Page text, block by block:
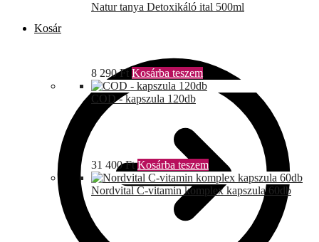
Kosár
Natur tanya Detoxikáló ital 500ml
8 290Ft Kosárba teszem
COD - kapszula 120db
31 400Ft Kosárba teszem
Nordvital C-vitamin komplex kapszula 60db